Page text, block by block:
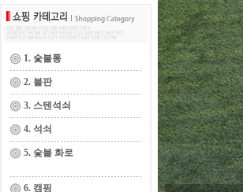
1. 숯불통
2. 불판
3. 스텐석쇠
4. 석쇠
5. 숯불 화로
6. 캠핑